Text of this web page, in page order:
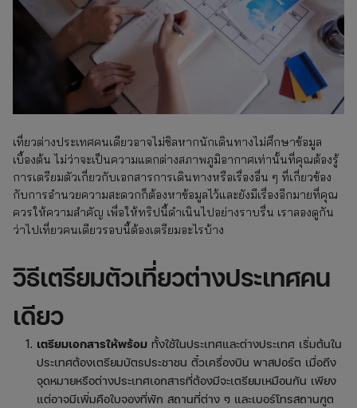
เที่ยวต่างประเทศคนเดียวอาจไม่ชิลหากนักเดินทางไม่ศึกษาข้อมูล
เบื้องต้น ไม่ว่าจะเป็นความแตกต่างสภาพภูมิอากาศเท่านั้นที่คุณต้องรู้
การเตรียมตัวเกี่ยวกับเอกสารการเดินทางหรือเรื่องอื่น ๆ ที่เกี่ยวข้อง
กับการอำนวยความสะดวกก็ต้องหาข้อมูลไว้และยังมีเรื่องอีกมายที่คุณ
ควรให้ความสำคัญ เพื่อให้ทริปนี้ดำเนินไปอย่างราบรื่น เราลองดูกัน
ว่าไปเที่ยวคนเดียวรอบนี้ต้องเตรียมอะไรบ้าง
วิธีเตรียมตัวเที่ยวต่างประเทศคน
เดียว
เตรียมเอกสารให้พร้อม ทั้งใช้ในประเทศและต่างประเทศ เริ่มต้นใน
ประเทศต้องเตรียมบัตรประชาชน ตั๋วเครื่องบิน พาสปอร์ต เมื่อถึง
จุดหมายหรือต่างประเทศเอกสารที่ต้องมีจะเตรียมเหมือนกัน เพียง
แต่อาจมีเพิ่มคือใบจองที่พัก สถานที่ต่าง ๆ และเบอร์โทรสถานฑูต